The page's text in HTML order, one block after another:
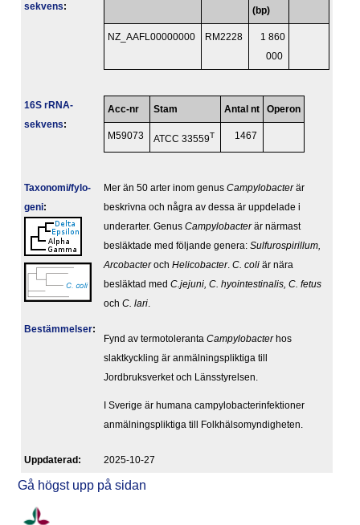
sekvens:
(bp)
NZ_AAFL00000000 RM2228
1 860
000
16S rRNA-
sekvens:
Acc-nr Stam Antal nt Operon
M59073 ATCC 33559T 1467
Taxonomi/fylo­
geni:
Mer än 50 arter inom genus Campylobacterär
beskrivna och några av dessa är uppdelade i
underarter. Genus Campylobacterär närmast
besläktade med följande genera: Sulfurospirillum,
Arcobacteroch Helicobacter. C. coli är nära
besläktad med C.jejuni, C. hyointestinalis, C. fetus
och C. lari
Bestäm­melser:
Fynd av termotoleranta Campylobacterhos
slaktkyckling är anmälningspliktiga till
Jordbruksverket och Länsstyrelsen.
I Sverige är humana campylobacterinfektioner
anmälningspliktiga till Folkhälsomyndigheten.
Upp­da­te­rad: 2025-10-27
Gå högst upp på sidan